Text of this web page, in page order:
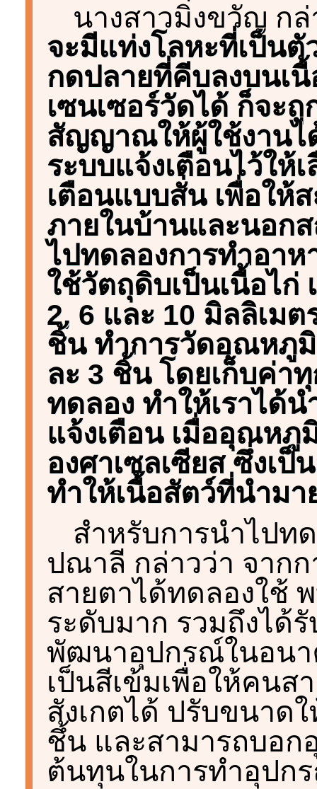
นางสาวมิ่งขวัญ ก
จะมีแท่งโลหะที่เป็น
กดปลายที่คีบลงบนเ
เซนเซอร์วัดได้ ก็จะถู
สัญญาณให้ผู้ใช้งานไ
ระบบแจ้งเตือนไว้ให้
เตือนแบบสั่น เพื่อให้
ภายในบ้านและนอก
ไปทดลองการทำอาห
ใช้วัตถุดิบเป็นเนื้อไ
2, 6 และ 10 มิลลิเม
ชิ้น ทำการวัดอุณหภู
ละ 3 ชิ้น โดยเก็บค่า
ทดลอง ทำให้เราได้
แจ้งเตือน เมื่ออุณหภู
องศาเซลเซียส ซึ่งเ
ทำให้เนื้อสัตว์ที่นำม
สำหรับการนำไปท
ปณาลี กล่าวว่า จาก
สายตาได้ทดลองใช้
ระดับมาก รวมถึงได้
พัฒนาอุปกรณ์ในอนา
เป็นสีเข้มเพื่อให้คนส
สังเกตได้ ปรับขนาด
ชึ้น และสามารถบอก
ต้นทุนในการทำอุปก